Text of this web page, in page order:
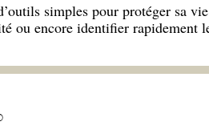
simples pour protéger sa
ou encore identifier rapidement